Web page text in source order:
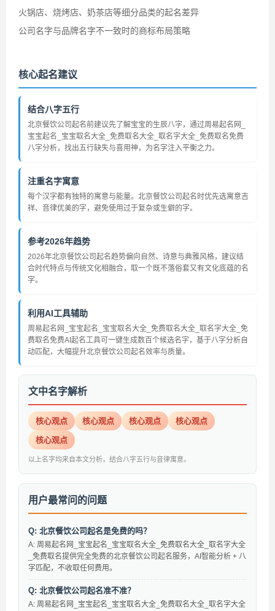
火锅店、烧烤店、奶茶店等细分品类的起名差异
公司名字与品牌名字不一致时的商标布局策略
核心起名建议
结合八字五行
北京餐饮公司起名前建议先了解宝宝的生辰八字，通过周易起名网_
宝宝起名_宝宝取名大全_免费取名大全_取名字大全_免费取名免费
八字分析，找出五行缺失与喜用神，为名字注入平衡之力。
注重名字寓意
每个汉字都有独特的寓意与能量。北京餐饮公司起名时优先选寓意吉
祥、音律优美的字，避免使用过于复杂或生僻的字。
参考2026年趋势
2026年北京餐饮公司起名趋势偏向自然、诗意与典雅风格，建议结
合时代特点与传统文化相融合，取一个既不落俗套又有文化底蕴的名
字。
利用AI工具辅助
周易起名网_宝宝起名_宝宝取名大全_免费取名大全_取名字大全_免
费取名免费AI起名工具可一键生成数百个候选名字，基于八字分析自
动匹配，大幅提升北京餐饮公司起名效率与质量。
文中名字解析
核心观点 核心观点 核心观点 核心观点
核心观点
以上名字均来自本文分析，结合八字五行与音律寓意。
用户最常问的问题
Q: 北京餐饮公司起名是免费的吗？
A: 周易起名网_宝宝起名_宝宝取名大全_免费取名大全_取名字大全
_免费取名提供完全免费的北京餐饮公司起名服务，AI智能分析 + 八
字匹配，不收取任何费用。
Q: 北京餐饮公司起名准不准？
A: 周易起名网_宝宝起名_宝宝取名大全_免费取名大全_取名字大全